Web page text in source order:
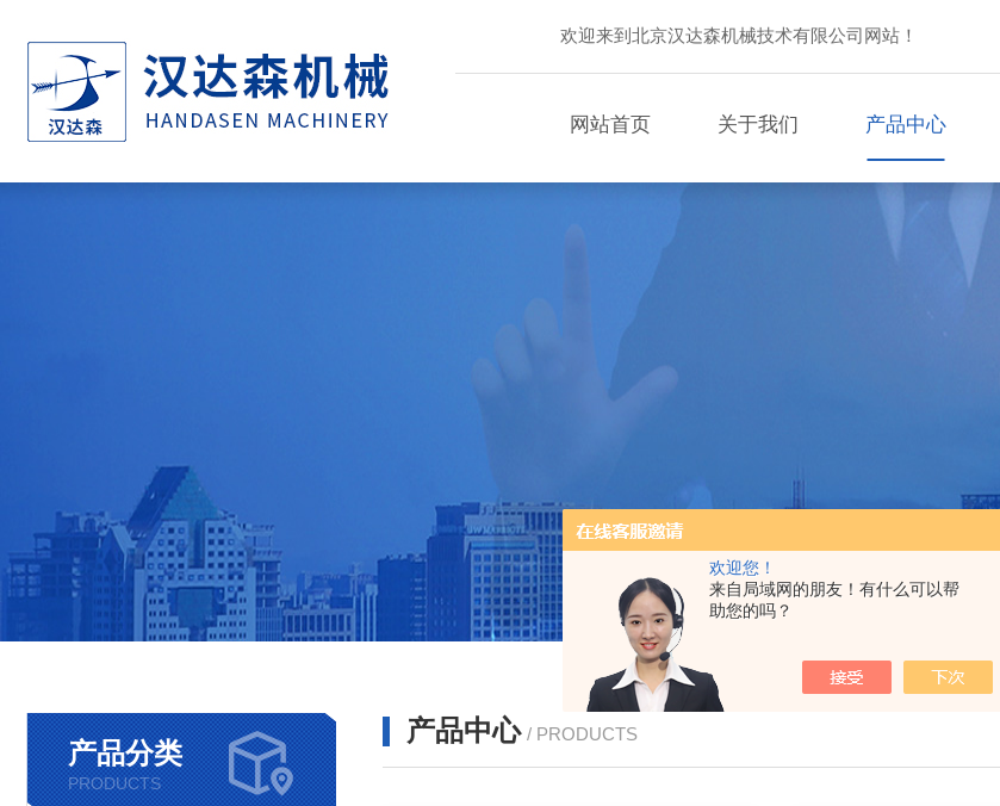
欢迎您！
来自局域网的朋友！有什么可以帮
助您的吗？
欢迎来到北京汉达森机械技术有限公司网站！
网站首页 关于我们 产品中心
产品分类
PRODUCTS
产品中心 / PRODUCTS